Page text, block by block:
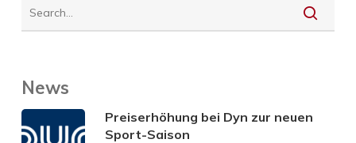
News
Preiserhöhung bei Dyn zur neuen
Sport-Saison